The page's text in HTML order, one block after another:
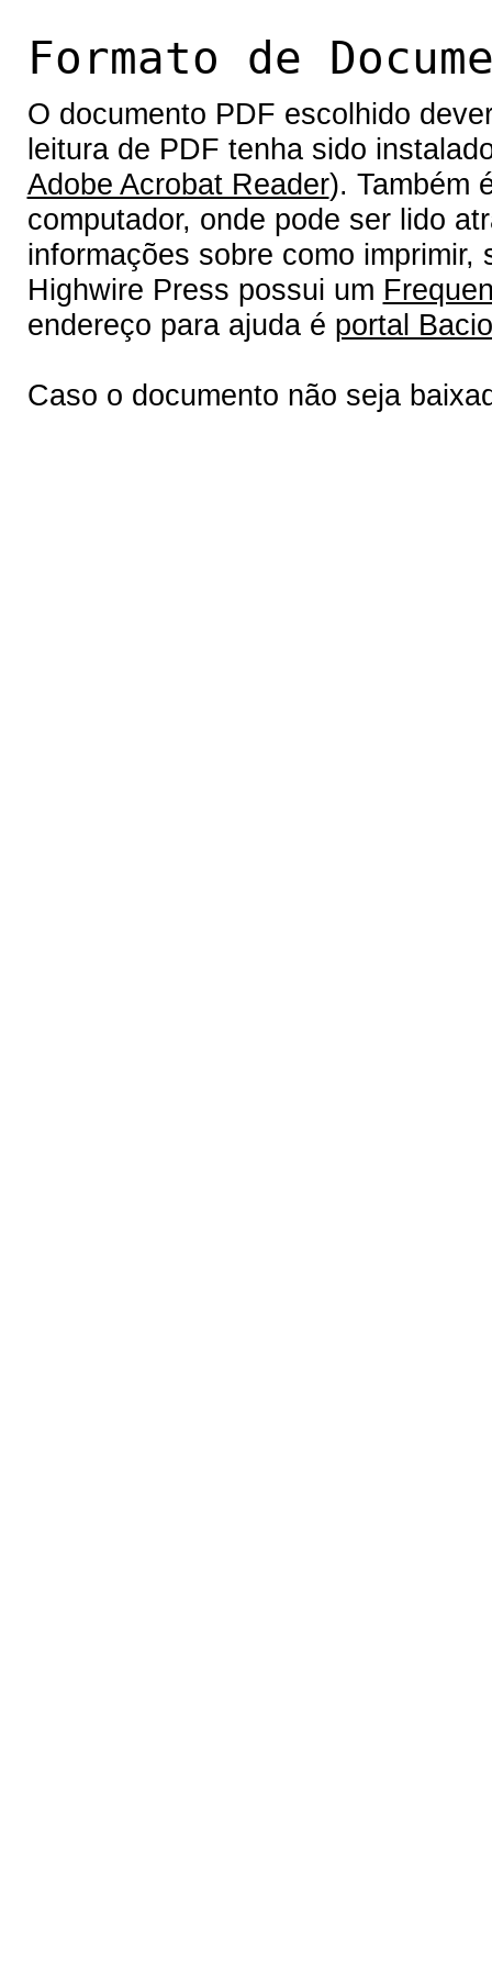
Formato de
O documento PDF escolhido
leitura de PDF tenha sido
Adobe Acrobat Reader). Também
computador, onde pode ser lido
informações sobre como
Highwire Press possui um
endereço para ajuda é portal
Caso o documento não seja